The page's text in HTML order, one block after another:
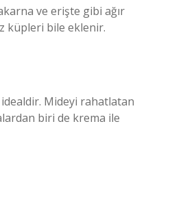
ve erişte gibi ağır
küpleri bile eklenir.
Mideyi rahatlatan
biri de krema ile